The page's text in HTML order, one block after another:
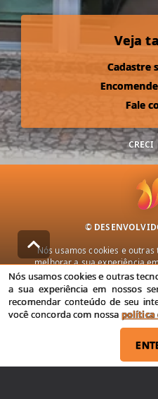
Veja
Cadastre
Fale
CRECI
©
Nós usamos cookies e
melhorar a sua experiência
publicidade e recomendar
nossos serviços, você concorda
termos
Política de
Nós usamos cookies e outras
a sua experiência em nossos
recomendar conteúdo de seu
você concorda com nossa política